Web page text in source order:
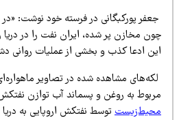
پورکبگانی در فرسته خود نوشت: «در
مخازن پر شده، ایران نفت را در دریا رها
ادعا کذب و بخشی از عملیات روانی دشمن
مشاهده شده در تصاویر ماهواره‌ای در
به روغن و پسماند آب توازن نفتکش‌ها
توسط نفتکش اروپایی به دریا